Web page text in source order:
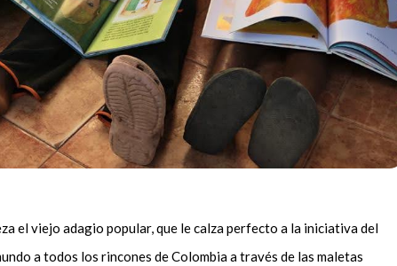
el viejo adagio popular, que le calza perfecto a la iniciativa del
a todos los rincones de Colombia a través de las maletas